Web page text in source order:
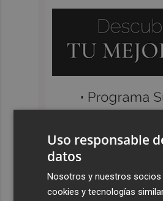
Uso responsable
datos
Nosotros y nuestros
cookies y tecnologías